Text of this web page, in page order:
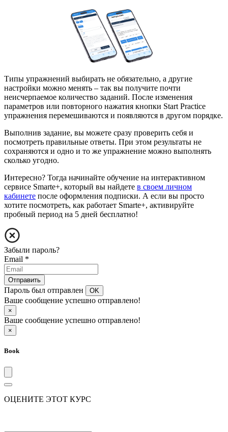
Типы упражнений выбирать не обязательно, а другие
настройки можно менять – так вы получите почти
неисчерпаемое количество заданий. После изменения
параметров или повторного нажатия кнопки Start Practice
упражнения перемешиваются и появляются в другом порядке.
Выполнив задание, вы можете сразу проверить себя и
посмотреть правильные ответы. При этом результаты не
сохраняются и одно и то же упражнение можно выполнять
сколько угодно.
Интересно? Тогда начинайте обучение на интерактивном
сервисе Smarte+, который вы найдете в своем личном
кабинете после оформления подписки. А если вы просто
хотите посмотреть, как работает Smarte+, активируйте
пробный период на 5 дней бесплатно!
Забыли пароль?
Email *
Отправить
Пароль был отправлен OK
Ваше сообщение успешно отправлено!
×
Ваше сообщение успешно отправлено!
×
Book
ОЦЕНИТЕ ЭТОТ КУРС